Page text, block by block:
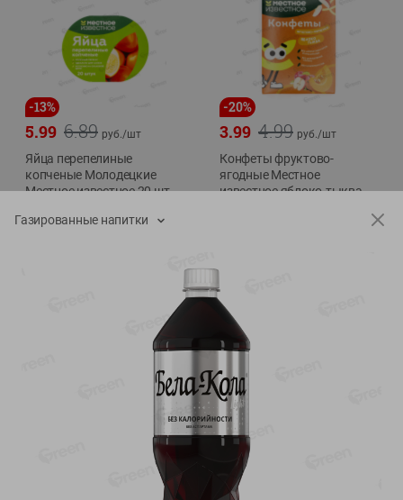
-13%
6.89
5.99 руб./шт
Яйца перепелиные
копченые Молодецкие
Местное известное 20 шт
20шт в уп
-20%
4.99
3.99 руб./шт
Конфеты фруктово-
ягодные Местное
известное яблоко-тыква
Показать 15-28 из 77
Газированные напитки